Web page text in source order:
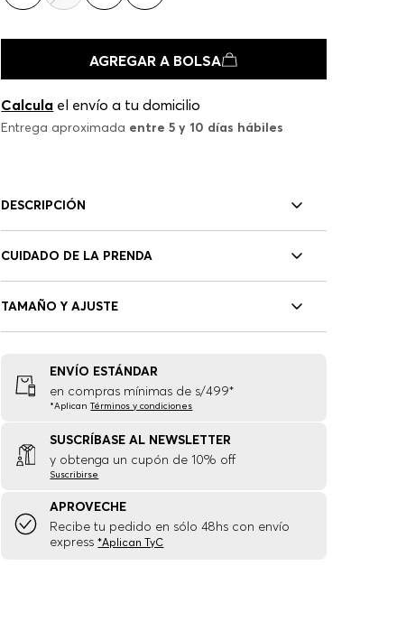
AGREGAR A BOLSA
Calcula el envío a tu domicilio
Entrega aproximada entre 5 y 10 días hábiles
DESCRIPCIÓN
CUIDADO DE LA PRENDA
TAMAÑO Y AJUSTE
ENVÍO ESTÁNDAR
en compras mínimas de s/499*
*AplicanTérminos y condiciones
SUSCRÍBASE AL NEWSLETTER
y obtenga un cupón de 10% off
Suscribirse
APROVECHE
Recibe tu pedido en sólo 48hs con envío
express*Aplican TyC